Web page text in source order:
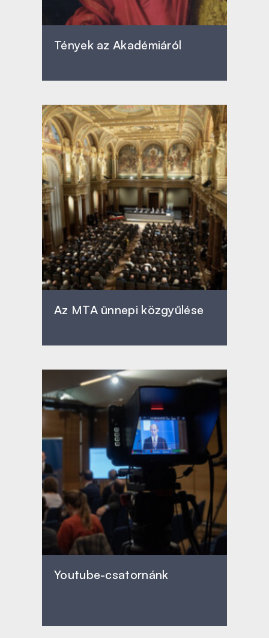
Tények az Akadémiáról
Az MTA ünnepi közgyűlése
Youtube-csatornánk